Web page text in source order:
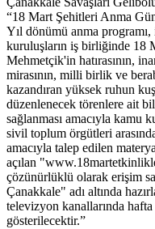
“18 Mart Şehitleri Anma
Yıl dönümü anma
kuruluşların iş birliğinde 18
Mehmetçik'in hatırasının,
mirasının, milli birlik ve
kazandıran yüksek ruhun
düzenlenecek törenlere ait
sağlanması amacıyla kamu
sivil toplum örgütleri
amacıyla talep edilen
açılan
çözünürlüklü olarak erişim
Çanakkale" adı altında
televizyon kanallarında
gösterilecektir.”